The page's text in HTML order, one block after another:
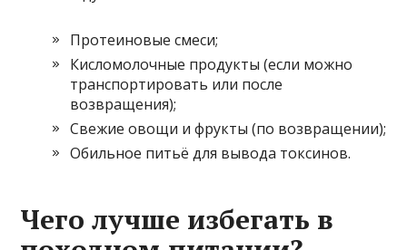
Протеиновые смеси;
Кисломолочные продукты (если можно
транспортировать или после
возвращения);
Свежие овощи и фрукты (по возвращении);
Обильное питьё для вывода токсинов.
Чего лучше избегать в